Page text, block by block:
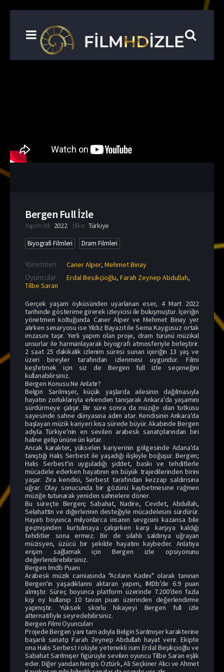
Bergen Full İzle
Yapım Yılı 2022 Ülke Türkiye
Biyografi Filmleri Dram Filmleri
Yönetmen Caner Alper, Mehmet Binay
Oyuncular Erdal Besikçioğlu, Farah Zeynep Abdullah,
Tilbe Saran
Gerçek yaşam öyküsünden uyarlanan eser, 4 Mart 2022
tarihinde gösterime girerek izleyicisi ile buluşmuştur. İçeriğin
yönetmen koltuğunda Caner Alper ve Mehmet Binay yer
alırken senaryosu ise Yıldız Bayazıt ile Sema Kaygusuz ortak
imzasını taşır. Yerli yapım olan proje, dram türünü müzikal
unsurlar ile harmanlayarak biyografi atmosferiyle birleştirir.
2 saat 25 dakikalık izlenim süresi sunan içeriğin 13 yaş ve
üzeri bireyler tarafından izlenmesi uygundur. Filmi
keşfetmek için siz de Bergen full izle seçeneğini
kullanabilirsiniz.
Bergen Konusu Ne Anlatır?
Belgin Sarılmışer, küçük yaşlarda ailesinin dağılmasıyla
hayatın zorluklarıyla erkenden tanışarak Ankara'da yaşamını
sürdürmeye çalışır. Bir süre sonra da müziğe olan tutkusu
sayesinde sahne dünyasına adım atar. Kendisinin Ankara'da
başlayan müzik kariyeri kısa sürede büyür. Akabinde Bergen
adıyla Türkiye'nin en sevilen arabesk sanatçılarından biri
haline gelip ününe ün katar.
Ancak karakter, yükselen kariyerinin gölgesinde Adana'da
tanıştığı Halis Serbest ile yaşadığı ilişkiyle boğuşur. Bergen;
Halis Serbest'in uyguladığı şiddet, baskı ve tehditlerle
mücadele ederken hayatının en büyük trajedilerinden birini
yaşar. Zira kendisi, Serbest tarafından kezzap saldırısına
uğrar. Olay sonucunda bir gözünü kaybetmesine rağmen
müziğe tutunarak yeniden sahnelere döner.
Bu süreçte Bergen; Sabahat, Nadire, Cevdet, Abdullah,
Selahattin ve diğerlerinin desteğiyle mücadelesini sürdürür.
Hayatı boyunca milyonlarca insanın sevgisini kazansa bile
geçmişinden kurtulmaya çalışırken karşı karşıya kaldığı
tehditler sona ermez. Bir de silahlı saldırıya uğrayan
müzisyen, üzücü bir şekilde hayatını kaybeder. Anlatıya
erişim sağlamak için Bergen izle opsiyonunu
değerlendirebilirsiniz.
Bergen İmdb Puanı
Arabesk müzik camiasında "Acıların Kadını" olarak tanınan
Bergen'in yaşadıklarını aktaran yapım, IMDb’de 6.9 puan
almıştır. Süreç boyunca platform üzerinde 7.200’den fazla
kişi oy kullanıp 10 tavan puan üzerinden değerlendirme
yapmıştır. Yüksek skorlu hikayeyi Bergen full izle
alternatifiyle seyredebilirsiniz.
Bergen Filmi Oyuncuları
Projede Bergen yani tam adıyla Belgin Sarılmışer karakterine
başarılı sanatçı Farah Zeynep Abdullah hayat verir. Ekipte
ona Halis Serbest rolüyle yetenekli isim Erdal Beşikçioğlu ve
Sabahat Sarılmışer figürüyle sevilen oyuncu Tilbe Saran eşlik
eder. Diğer yandan Nergis Öztürk, Ali Seçkiner Alıcı ve Ahmet